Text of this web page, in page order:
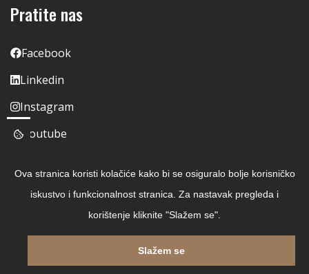
Pratite nas
Facebook
Linkedin
Instagram
Youtube
Ova stranica koristi kolačiće kako bi se osiguralo bolje korisničko
iskustvo i funkcionalnost stranica. Za nastavak pregleda i
korištenje kliknite "Slažem se".
Slažem se